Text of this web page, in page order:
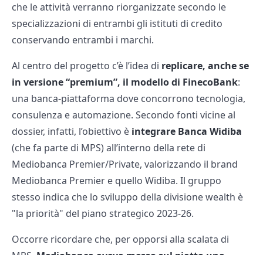
che le attività verranno riorganizzate secondo le
specializzazioni di entrambi gli istituti di credito
conservando entrambi i marchi.
Al centro del progetto c’è l’idea di replicare, anche se
in versione “premium”, il modello di FinecoBank:
una banca-piattaforma dove concorrono tecnologia,
consulenza e automazione. Secondo fonti vicine al
dossier, infatti, l’obiettivo è integrare Banca Widiba
(che fa parte di MPS) all’interno della rete di
Mediobanca Premier/Private, valorizzando il brand
Mediobanca Premier e quello Widiba. Il gruppo
stesso indica che lo sviluppo della divisione wealth è
"la priorità" del piano strategico 2023-26.
Occorre ricordare che, per opporsi alla scalata di